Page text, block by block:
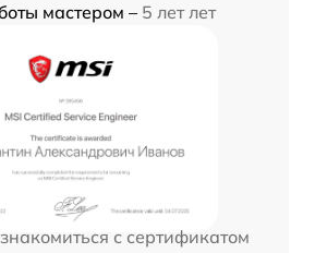
мастером – 5 лет лет
с сертификатом